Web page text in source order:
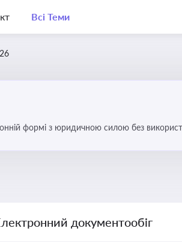
Всі Теми
формі з юридичною силою без
документообіг